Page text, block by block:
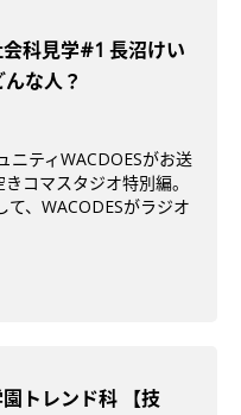
会科見学#1 長沼けい
な人？
ニティWACDOESがお送
コマスタジオ特別編。
て、WACODESがラジオ
トレンド科 【技